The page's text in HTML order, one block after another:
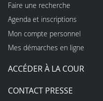
Faire une recherche
Agenda et inscriptions
Mon compte personnel
Mes démarches en ligne
ACCÉDER À LA COUR
CONTACT PRESSE